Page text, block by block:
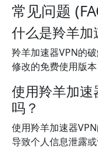
常见问题
什么是羚羊加
羚羊加速器VPN的
修改的免费使用版
使用羚羊加速
吗？
使用羚羊加速器
导致个人信息泄露或